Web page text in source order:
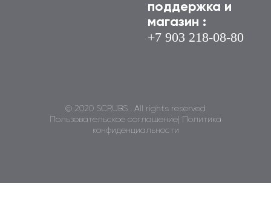
поддержка и
магазин :
+7 903 218-08-80
© 2020 SCRUBS . All rights reserved
Пользовательское соглашение
Политика
конфиденциальности